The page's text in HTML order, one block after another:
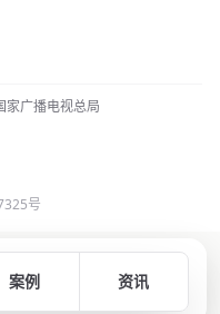
家广播电视总局
号
案例 资讯